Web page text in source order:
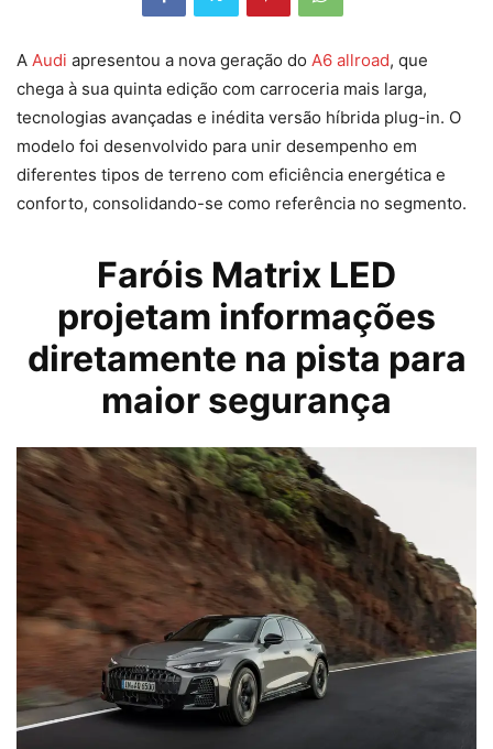
A Audi apresentou a nova geração do A6 allroad, que
chega à sua quinta edição com carroceria mais larga,
tecnologias avançadas e inédita versão híbrida plug-in. O
modelo foi desenvolvido para unir desempenho em
diferentes tipos de terreno com eficiência energética e
conforto, consolidando-se como referência no segmento.
Faróis Matrix LED
projetam informações
diretamente na pista para
maior segurança